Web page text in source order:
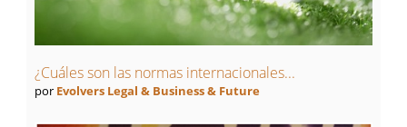
¿Cuáles son las normas internacionales...
por Evolvers Legal & Business & Future